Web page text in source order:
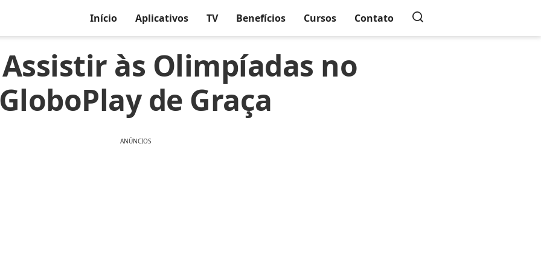
Início Aplicativos TV Benefícios Cursos Contato
às Olimpíadas no
de Graça
ANÚNCIOS